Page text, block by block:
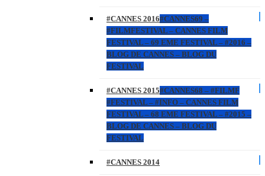
#CANNES 2016#CANNES69 –
#FILMFESTIVAL – CANNES FILM
FESTIVAL – 69 EME FESTIVAL – #2016 –
BLOG DE CANNES – BLOG DU
FESTIVAL
#CANNES 2015#CANNES68 – #FILMF
#FESTIVAL – #INFO – CANNES FILM
FESTIVAL – 68 EME FESTIVAL – #2015 –
BLOG DE CANNES – BLOG DU
FESTIVAL
#CANNES 2014